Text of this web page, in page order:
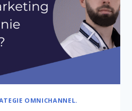
OMNICHANNEL.